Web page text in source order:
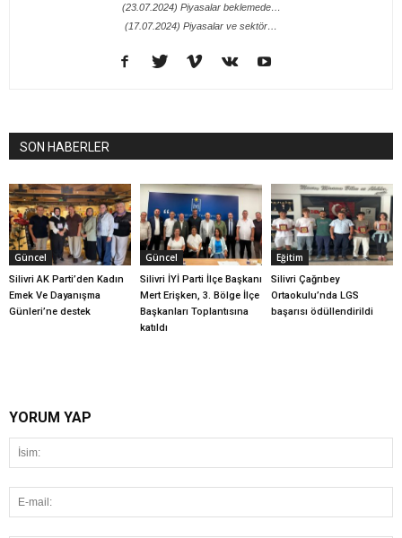
(23.07.2024) Piyasalar beklemede…
(17.07.2024) Piyasalar ve sektör…
SON HABERLER
Güncel
Silivri AK Parti’den Kadın
Emek Ve Dayanışma
Günleri’ne destek
Güncel
Silivri İYİ Parti İlçe Başkanı
Mert Erişken, 3. Bölge İlçe
Başkanları Toplantısına
katıldı
Eğitim
Silivri Çağrıbey
Ortaokulu’nda LGS
başarısı ödüllendirildi
YORUM YAP